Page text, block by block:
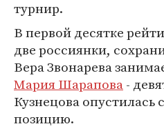
турнир.
В первой десятке
две россиянки,
Вера Звонарева
Мария Шарапова-
Кузнецова опустилась
позицию.